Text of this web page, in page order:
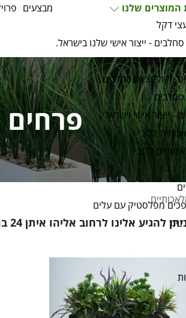
המוצרים שלנו
דקל
- ייצור אישי שלנו בישראל.
מבית סחלבים
- קולקציית סחלבים.
- ייצור אישי וישראלי.
ללובי
ללובי
מפלסטיק עם עלים
מבצעים
פרחים
להגיע אלינו לרחוב אליהו איתן 24 בראשון לציון ולהתרשם ממגוון הצמחים בעצמכם.